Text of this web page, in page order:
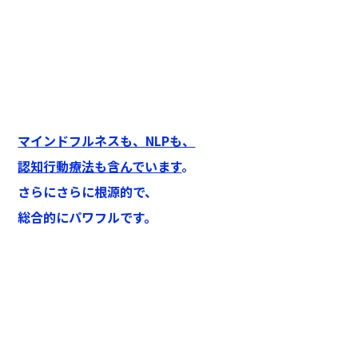
マインドフルネスも、NLPも、
認知行動療法も含んでいます。
さらにさらに根源的で、
総合的にパワフルです。